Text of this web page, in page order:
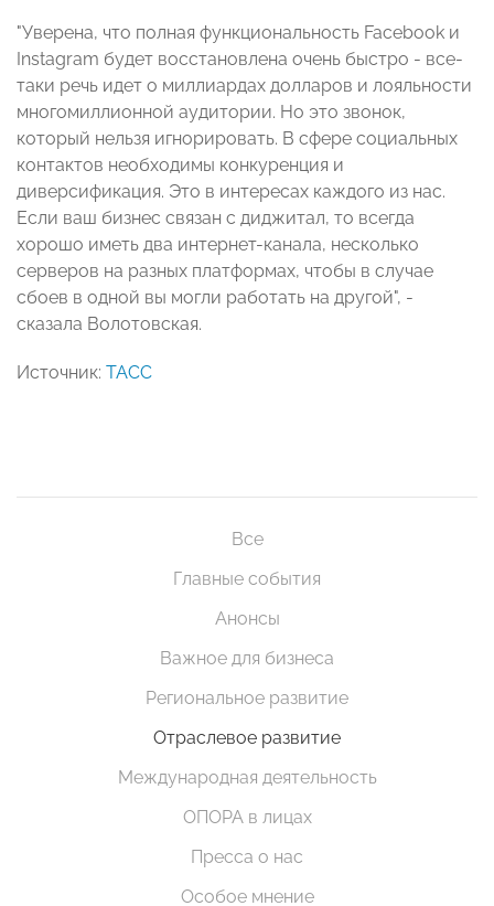
"Уверена, что полная функциональность Facebook и
Instagram будет восстановлена очень быстро - все-
таки речь идет о миллиардах долларов и лояльности
многомиллионной аудитории. Но это звонок,
который нельзя игнорировать. В сфере социальных
контактов необходимы конкуренция и
диверсификация. Это в интересах каждого из нас.
Если ваш бизнес связан с диджитал, то всегда
хорошо иметь два интернет-канала, несколько
серверов на разных платформах, чтобы в случае
сбоев в одной вы могли работать на другой", -
сказала Волотовская.
Источник: ТАСС
Все
Главные события
Анонсы
Важное для бизнеса
Региональное развитие
Отраслевое развитие
Международная деятельность
ОПОРА в лицах
Пресса о нас
Особое мнение